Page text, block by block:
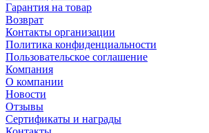
Гарантия на товар
Возврат
Контакты организации
Политика конфиденциальности
Пользовательское соглашение
Компания
О компании
Новости
Отзывы
Сертификаты и награды